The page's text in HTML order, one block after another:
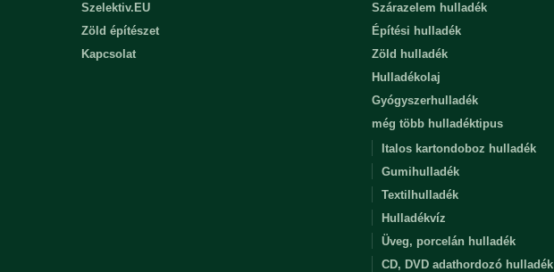
Szelektiv.EU
Zöld építészet
Kapcsolat
Szárazelem hulladék
Építési hulladék
Zöld hulladék
Hulladékolaj
Gyógyszerhulladék
még több hulladéktipus
Italos kartondoboz hulladék
Gumihulladék
Textilhulladék
Hulladékvíz
Üveg, porcelán hulladék
CD, DVD adathordozó hulladék